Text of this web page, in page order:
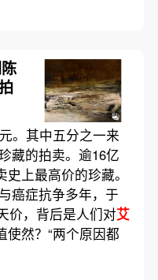
。其中五分之一来
藏的拍卖。逾16亿
上最高价的珍藏。
癌症抗争多年，于
价，背后是人们对艾
然？“两个原因都